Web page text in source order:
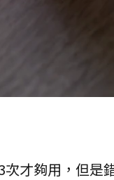
才夠用，但是